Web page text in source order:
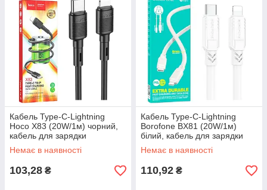
Кабель Type-C-Lightning
Hoco X83 (20W/1м) чорний,
кабель для зарядки
телефону Type-C
Немає в наявності
103,28 ₴
Кабель Type-C-Lightning
Borofone BX81 (20W/1м)
білий, кабель для зарядки
iPhone Type-C
Немає в наявності
110,92 ₴